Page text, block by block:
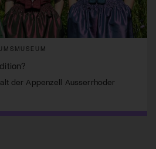
der Appenzell Ausserrhoder